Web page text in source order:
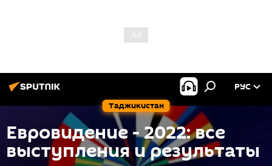
Таджикистан
РУС
Евровидение - 2022: все
выступления и результаты